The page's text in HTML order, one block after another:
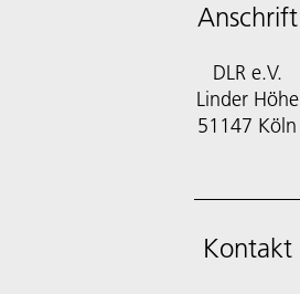
Anschrift
DLR e.V.
Linder Höhe
51147 Köln
Kontakt